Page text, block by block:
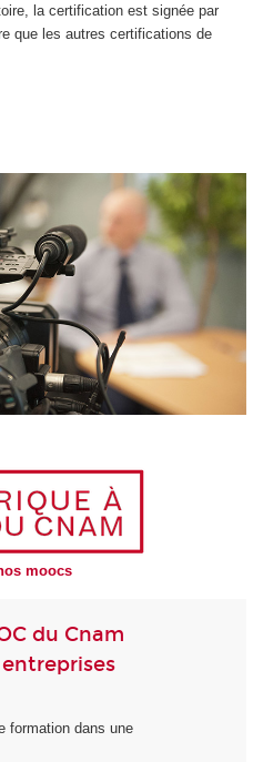
la certification est signée par
que les autres certifications de
moocs
du Cnam
formation dans une